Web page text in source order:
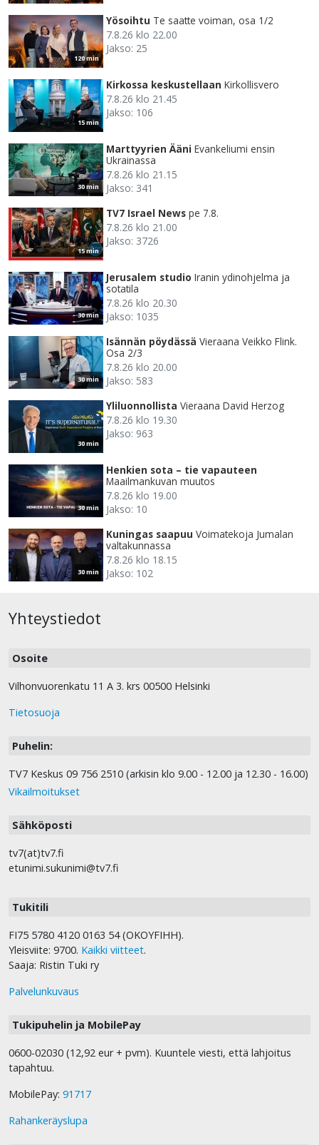
120 min
Yösoihtu Te saatte voiman, osa 1/2
7.8.26 klo 22.00
Jakso: 25
15 min
Kirkossa keskustellaan Kirkollisvero
7.8.26 klo 21.45
Jakso: 106
30 min
Marttyyrien Ääni Evankeliumi ensin
Ukrainassa
7.8.26 klo 21.15
Jakso: 341
15 min
TV7 Israel News pe 7.8.
7.8.26 klo 21.00
Jakso: 3726
30 min
Jerusalem studio Iranin ydinohjelma ja
sotatila
7.8.26 klo 20.30
Jakso: 1035
30 min
Isännän pöydässä Vieraana Veikko Flink.
Osa 2/3
7.8.26 klo 20.00
Jakso: 583
30 min
Yliluonnollista Vieraana David Herzog
7.8.26 klo 19.30
Jakso: 963
30 min
Henkien sota – tie vapauteen
Maailmankuvan muutos
7.8.26 klo 19.00
Jakso: 10
30 min
Kuningas saapuu Voimatekoja Jumalan
valtakunnassa
7.8.26 klo 18.15
Jakso: 102
Yhteystiedot
Osoite
Vilhonvuorenkatu 11 A 3. krs 00500 Helsinki
Tietosuoja
Puhelin:
TV7 Keskus 09 756 2510 (arkisin klo 9.00 - 12.00 ja 12.30 - 16.00)
Vikailmoitukset
Sähköposti
tv7(at)tv7.fi
etunimi.sukunimi@tv7.fi
Tukitili
FI75 5780 4120 0163 54 (OKOYFIHH).
Yleisviite: 9700. Kaikki viitteet.
Saaja: Ristin Tuki ry
Palvelunkuvaus
Tukipuhelin ja MobilePay
0600-02030 (12,92 eur + pvm). Kuuntele viesti, että lahjoitus
tapahtuu.
MobilePay: 91717
Rahankeräyslupa